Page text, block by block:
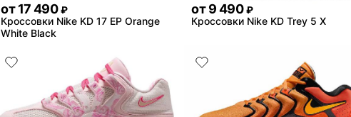
от 17 490 ₽
Кроссовки Nike KD 17 EP Orange
White Black
от 9 490 ₽
Кроссовки Nike KD Trey 5 X